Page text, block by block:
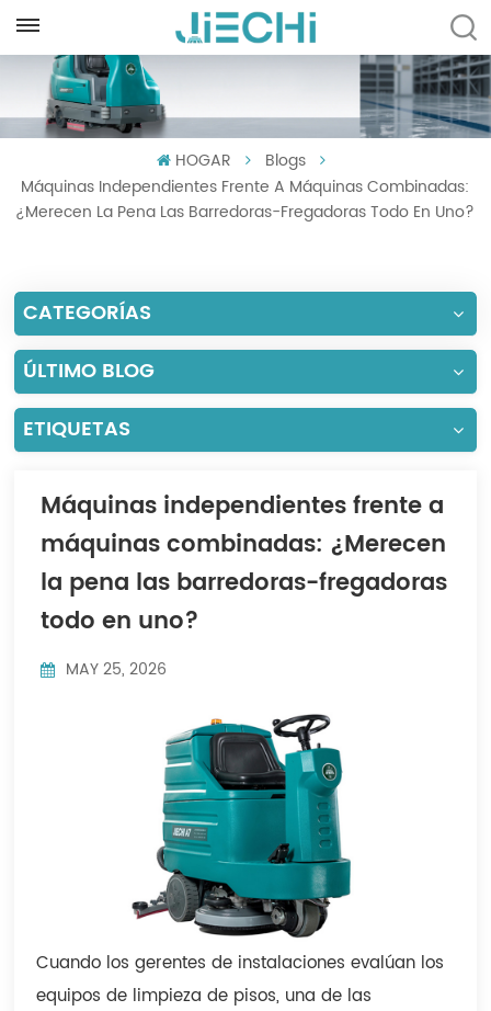
English
Русский
Português
العربية
Türkçe
Tiếng Việt
Indonesia
中文
HOGAR
Blogs
Máquinas Independientes Frente A Máquinas Combinadas:
¿Merecen La Pena Las Barredoras-Fregadoras Todo En Uno?
CATEGORÍAS
ÚLTIMO BLOG
ETIQUETAS
Máquinas independientes frente a
máquinas combinadas: ¿Merecen
la pena las barredoras-fregadoras
todo en uno?
MAY 25, 2026
Cuando los gerentes de instalaciones evalúan los
equipos de limpieza de pisos, una de las